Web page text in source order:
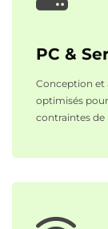
PC &
Conception et
optimisés
contraintes de